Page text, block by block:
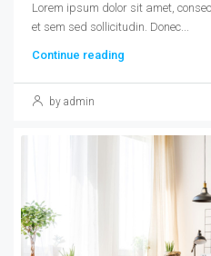
Lorem ipsum dolor sit amet,
et sem sed sollicitudin. Donec...
Continue reading
by admin